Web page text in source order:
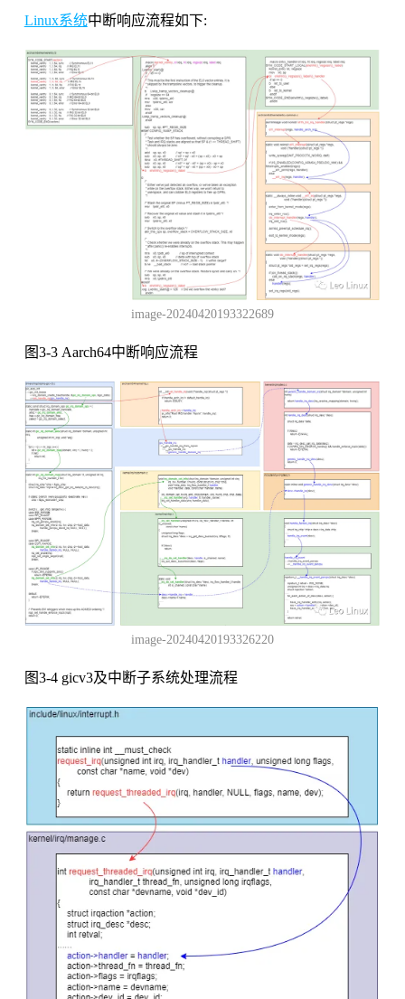
Linux系统中断响应流程如下:
image-20240420193322689
图3-3 Aarch64中断响应流程
image-20240420193326220
图3-4 gicv3及中断子系统处理流程